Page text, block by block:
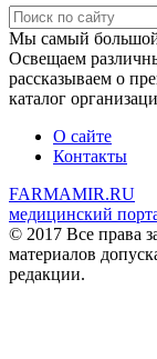
Мы самый большой
Освещаем
рассказываем о
каталог
О сайте
Контакты
FARMAMIR.RU
медицинский
© 2017 Все права
материалов
редакции.